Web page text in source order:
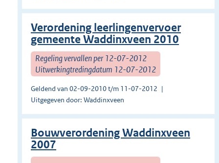
Verordening leerlingenvervoer
gemeente Waddinxveen 2010
Regeling vervallen per 12-07-2012
Uitwerkingtredingdatum 12-07-2012
Geldend van 02-09-2010 t/m 11-07-2012
Uitgegeven door: Waddinxveen
Bouwverordening Waddinxveen
2007